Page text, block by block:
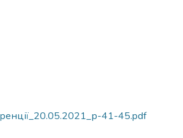
41-45.pdf